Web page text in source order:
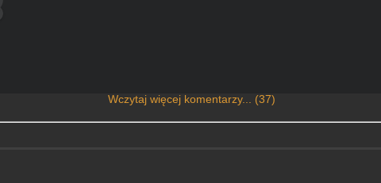
Wczytaj więcej komentarzy... (37)